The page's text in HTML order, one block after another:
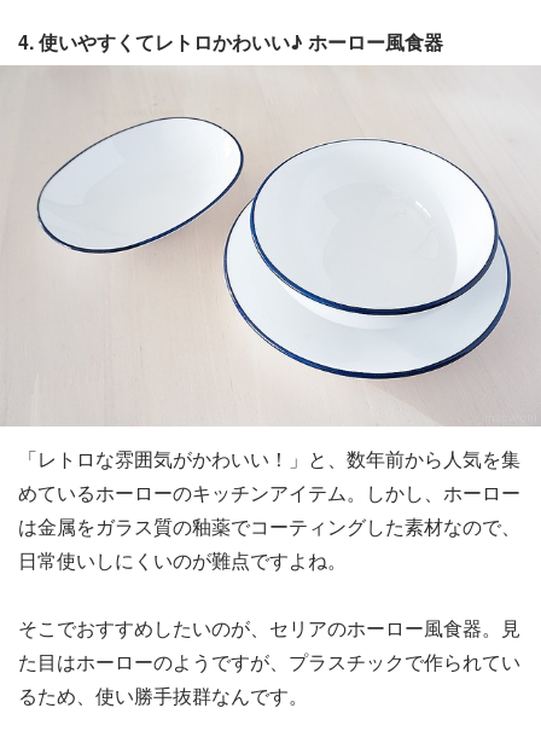
4. 使いやすくてレトロかわいい♪ ホーロー風食器
「レトロな雰囲気がかわいい！」と、数年前から人気を集
めているホーローのキッチンアイテム。しかし、ホーロー
は金属をガラス質の釉薬でコーティングした素材なので、
日常使いしにくいのが難点ですよね。
そこでおすすめしたいのが、セリアのホーロー風食器。見
た目はホーローのようですが、プラスチックで作られてい
るため、使い勝手抜群なんです。